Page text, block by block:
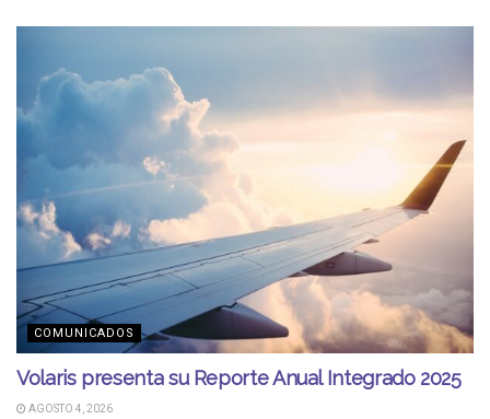
COMUNICADOS
Volaris presenta su Reporte Anual Integrado 2025
AGOSTO 4, 2026